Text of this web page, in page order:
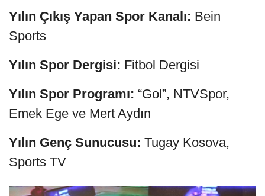
Yılın Çıkış Yapan Spor Kanalı: Bein
Sports
Yılın Spor Dergisi: Fitbol Dergisi
Yılın Spor Programı: “Gol”, NTVSpor,
Emek Ege ve Mert Aydın
Yılın Genç Sunucusu: Tugay Kosova,
Sports TV